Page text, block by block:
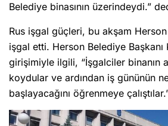
Belediye binasının üzerindeydi.”
Rus işgal güçleri, bu akşam Herson
işgal etti. Herson Belediye Başkanı
girişimiyle ilgili, “İşgalciler binanın
koydular ve ardından iş gününün
başlayacağını öğrenmeye